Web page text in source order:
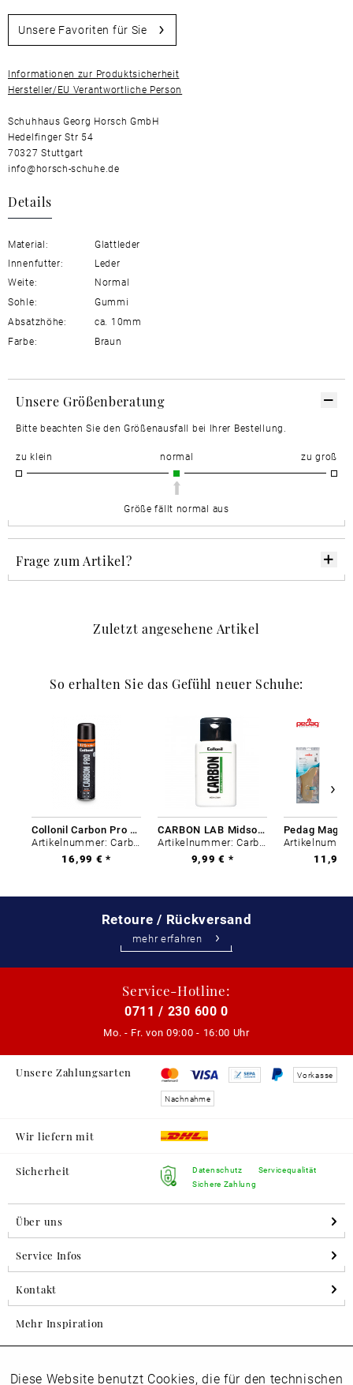
Unsere Favoriten für Sie
Informationen zur Produktsicherheit
Hersteller/EU Verantwortliche Person
Schuhhaus Georg Horsch GmbH
Hedelfinger Str 54
70327 Stuttgart
info@horsch-schuhe.de
Details
Material:
Glattleder
Innenfutter:
Leder
Weite:
Normal
Sohle:
Gummi
Absatzhöhe:
ca. 10mm
Farbe:
Braun
Unsere Größenberatung
Bitte beachten Sie den Größenausfall bei Ihrer Bestellung.
zu klein normal zu groß
Größe fällt normal aus
Frage zum Artikel?
Zuletzt angesehene Artikel
So erhalten Sie das Gefühl neuer Schuhe:
Collonil Carbon Pro 400 ml
Artikelnummer: Carbon-0
16,99 € *
CARBON LAB Midsole Cleaner
Artikelnummer: Carbon-0
9,99 € *
11,99
Retoure / Rückversand
mehr erfahren
Service-Hotline:
0711 / 230 600 0
Mo. - Fr. von 09:00 - 16:00 Uhr
Unsere Zahlungsarten Vorkasse
Nachnahme
Wir liefern mit
Sicherheit
Datenschutz
Sichere Zahlung
Servicequalität
Über uns
Service Infos
Kontakt
Mehr Inspiration
Folgen Sie uns auf Instagram
Funktionale Aktiv
Diese Website benutzt Cookies, die für den technischen